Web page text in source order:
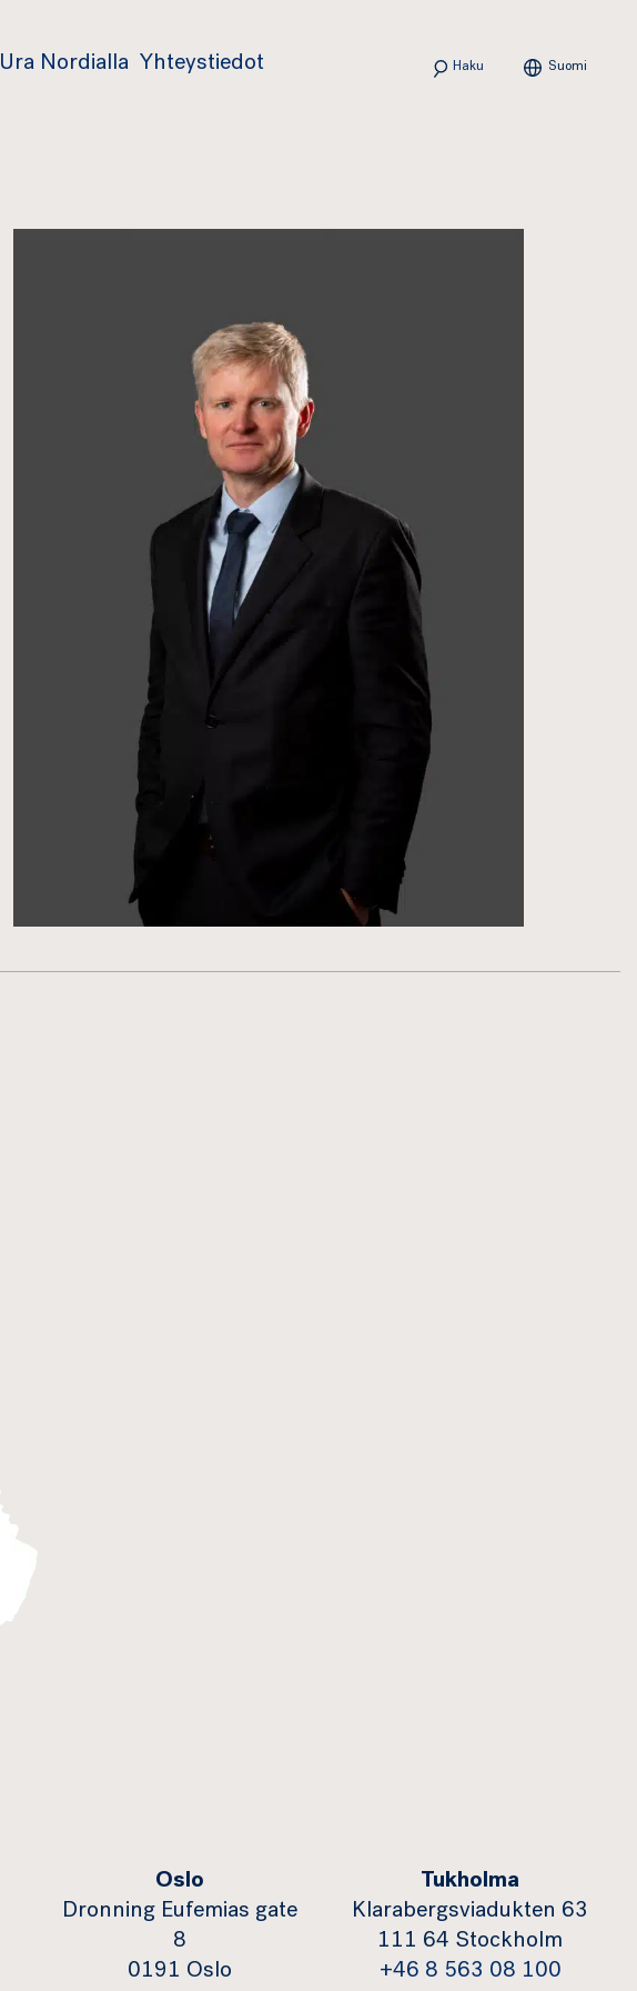
Ura Nordialla Yhteystiedot Suomi
Haku
Oslo
Dronning Eufemias gate
8
0191 Oslo
Tukholma
Klarabergsviadukten 63
111 64 Stockholm
+46 8 563 08 100